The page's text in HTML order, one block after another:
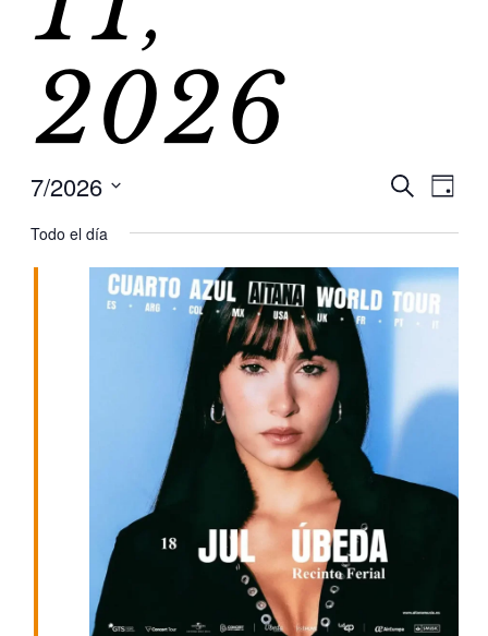
2026
de
y
de
Buscar
de
Día
7/2026
la
Todo el día